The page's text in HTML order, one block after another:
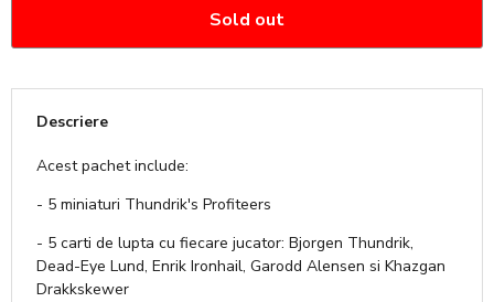
Sold out
Descriere
Acest pachet include:
- 5 miniaturi Thundrik's Profiteers
- 5 carti de lupta cu fiecare jucator: Bjorgen Thundrik,
Dead-Eye Lund, Enrik Ironhail, Garodd Alensen si Khazgan
Drakkskewer